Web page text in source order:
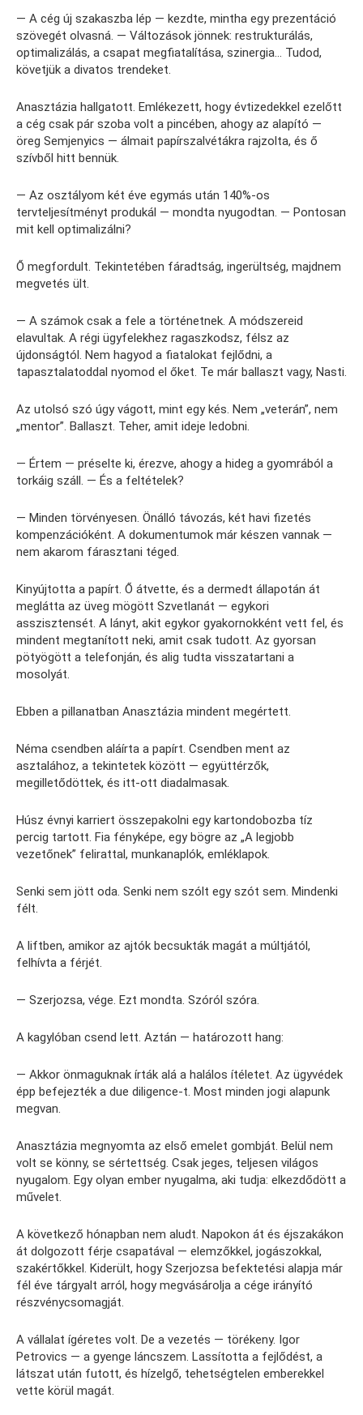
— A cég új szakaszba lép — kezdte, mintha egy prezentáció
szövegét olvasná. — Változások jönnek: restrukturálás,
optimalizálás, a csapat megfiatalítása, szinergia… Tudod,
követjük a divatos trendeket.
Anasztázia hallgatott. Emlékezett, hogy évtizedekkel ezelőtt
a cég csak pár szoba volt a pincében, ahogy az alapító —
öreg Semjenyics — álmait papírszalvétákra rajzolta, és ő
szívből hitt bennük.
— Az osztályom két éve egymás után 140%-os
tervteljesítményt produkál — mondta nyugodtan. — Pontosan
mit kell optimalizálni?
Ő megfordult. Tekintetében fáradtság, ingerültség, majdnem
megvetés ült.
— A számok csak a fele a történetnek. A módszereid
elavultak. A régi ügyfelekhez ragaszkodsz, félsz az
újdonságtól. Nem hagyod a fiatalokat fejlődni, a
tapasztalatoddal nyomod el őket. Te már ballaszt vagy, Nasti.
Az utolsó szó úgy vágott, mint egy kés. Nem „veterán”, nem
„mentor”. Ballaszt. Teher, amit ideje ledobni.
— Értem — préselte ki, érezve, ahogy a hideg a gyomrából a
torkáig száll. — És a feltételek?
— Minden törvényesen. Önálló távozás, két havi fizetés
kompenzációként. A dokumentumok már készen vannak —
nem akarom fárasztani téged.
Kinyújtotta a papírt. Ő átvette, és a dermedt állapotán át
meglátta az üveg mögött Szvetlanát — egykori
asszisztensét. A lányt, akit egykor gyakornokként vett fel, és
mindent megtanított neki, amit csak tudott. Az gyorsan
pötyögött a telefonján, és alig tudta visszatartani a
mosolyát.
Ebben a pillanatban Anasztázia mindent megértett.
Néma csendben aláírta a papírt. Csendben ment az
asztalához, a tekintetek között — együttérzők,
megilletődöttek, és itt-ott diadalmasak.
Húsz évnyi karriert összepakolni egy kartondobozba tíz
percig tartott. Fia fényképe, egy bögre az „A legjobb
vezetőnek” felirattal, munkanaplók, emléklapok.
Senki sem jött oda. Senki nem szólt egy szót sem. Mindenki
félt.
A liftben, amikor az ajtók becsukták magát a múltjától,
felhívta a férjét.
— Szerjozsa, vége. Ezt mondta. Szóról szóra.
A kagylóban csend lett. Aztán — határozott hang:
— Akkor önmaguknak írták alá a halálos ítéletet. Az ügyvédek
épp befejezték a due diligence-t. Most minden jogi alapunk
megvan.
Anasztázia megnyomta az első emelet gombját. Belül nem
volt se könny, se sértettség. Csak jeges, teljesen világos
nyugalom. Egy olyan ember nyugalma, aki tudja: elkezdődött a
művelet.
A következő hónapban nem aludt. Napokon át és éjszakákon
át dolgozott férje csapatával — elemzőkkel, jogászokkal,
szakértőkkel. Kiderült, hogy Szerjozsa befektetési alapja már
fél éve tárgyalt arról, hogy megvásárolja a cége irányító
részvénycsomagját.
A vállalat ígéretes volt. De a vezetés — törékeny. Igor
Petrovics — a gyenge láncszem. Lassította a fejlődést, a
látszat után futott, és hízelgő, tehetségtelen emberekkel
vette körül magát.